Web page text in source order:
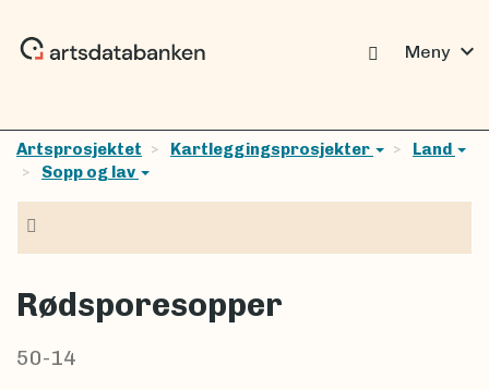
Meny expand_more
Artsprosjektet Kartleggingsprosjekter
Land
Sopp og lav
Rødsporesopper
50-14